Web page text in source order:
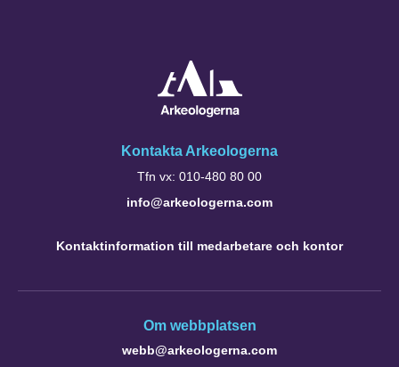
Kontakta Arkeologerna
Tfn vx: 010-480 80 00
info@arkeologerna.com
Kontaktinformation till medarbetare och kontor
Om webbplatsen
webb@arkeologerna.com